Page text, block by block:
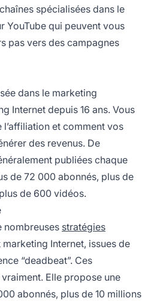
spécialisées dans le
YouTube qui peuvent vous
pas vers des campagnes
dans le marketing
Internet depuis 16 ans. Vous
l’affiliation et comment vos
des revenus. De
publiées chaque
de 72 000 abonnés, plus de
de 600 vidéos.
nombreuses stratégies
marketing Internet, issues de
“deadbeat”. Ces
Elle propose une
abonnés, plus de 10 millions